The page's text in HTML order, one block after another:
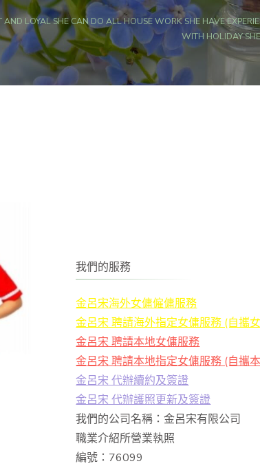
AND LOYAL SHE CAN DO ALL HOUSE WORK SHE HAVE
WITH HOLIDAY
我們的服務
金呂宋海外女傭僱傭服務
金呂宋 聘請海外指定女傭服務 (自攜
金呂宋 聘請本地女傭服務
金呂宋 聘請本地指定女傭服務 (自攜
金呂宋 代辦續約及簽證
金呂宋 代辦護照更新及簽證
我們的公司名稱：金呂宋有限公司
職業介紹所營業執照
編號：76099